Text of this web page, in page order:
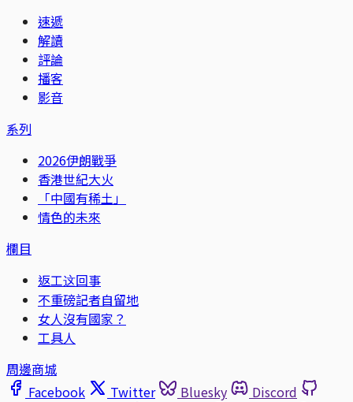
速遞
解讀
評論
播客
影音
系列
2026伊朗戰爭
香港世紀大火
「中國有稀土」
情色的未來
欄目
返工这回事
不重磅記者自留地
女人沒有國家？
工具人
周邊商城
Facebook
Twitter Bluesky
Discord